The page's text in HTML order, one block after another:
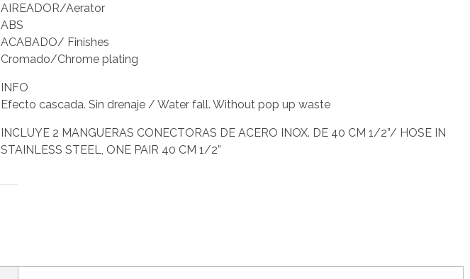
AIREADOR/Aerator
ABS
ACABADO/ Finishes
Cromado/Chrome plating
INFO
Efecto cascada. Sin drenaje / Water fall. Without pop up waste
INCLUYE 2 MANGUERAS CONECTORAS DE ACERO INOX. DE 40 CM 1/2”/ HOSE IN
STAINLESS STEEL, ONE PAIR 40 CM 1/2”